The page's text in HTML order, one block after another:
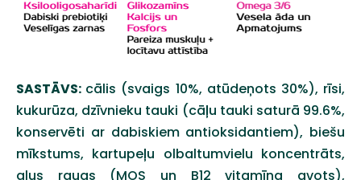
SASTĀVS: cālis (svaigs 10%, atūdeņots 30%), rīsi,
kukurūza, dzīvnieku tauki (cāļu tauki saturā 99.6%,
konservēti ar dabiskiem antioksidantiem), biešu
mīkstums, kartupeļu olbaltumvielu koncentrāts,
alus raugs (MOS un B12 vitamīna avots),